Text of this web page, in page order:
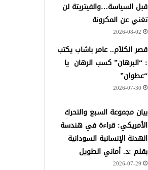
قبل السياسة…والفيتريتة لن
تغني عن المكرونة
2026-08-02
قصر الكلآم.. عامر باشاب يكتب
: “البرهان” كسب الرهان يا
“عطوان”
2026-07-30
بيان مجموعة السبع والتحرك
الأمريكي: قراءة في هندسة
الهدنة الإنسانية السودانية
بقلم :د. أماني الطويل
2026-07-29